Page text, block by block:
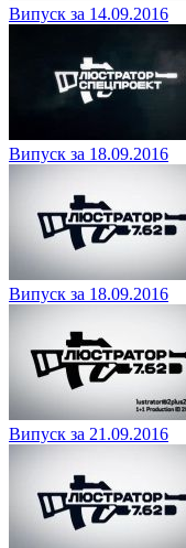
Випуск за 14.09.2016
Випуск за 18.09.2016
Випуск за 18.09.2016
Випуск за 21.09.2016